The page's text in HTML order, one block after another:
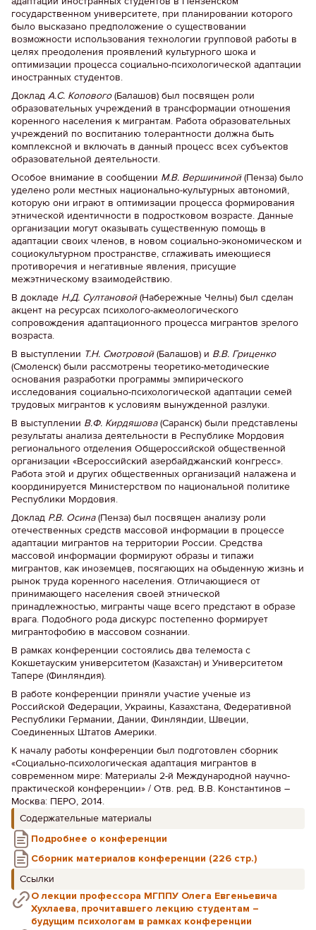
государственном университете, при планировании которого
было высказано предположение о существовании
возможности использования технологии групповой работы в
целях преодоления проявлений культурного шока и
оптимизации процесса социально-психологической адаптации
иностранных студентов.
Доклад А.С. Копового(Балашов) был посвящен роли
образовательных учреждений в трансформации отношения
коренного населения к мигрантам. Работа образовательных
учреждений по воспитанию толерантности должна быть
комплексной и включать в данный процесс всех субъектов
образовательной деятельности.
Особое внимание в сообщении М.В. Вершининой(Пенза) было
уделено роли местных национально-культурных автономий,
которую они играют в оптимизации процесса формирования
этнической идентичности в подростковом возрасте. Данные
организации могут оказывать существенную помощь в
адаптации своих членов, в новом социально-экономическом и
социокультурном пространстве, сглаживать имеющиеся
противоречия и негативные явления, присущие
межэтническому взаимодействию.
В докладе Н.Д. Султановой(Набережные Челны) был сделан
акцент на ресурсах психолого-акмеологического
сопровождения адаптационного процесса мигрантов зрелого
возраста.
В выступлении Т.Н. Смотровой(Балашов) и В.В. Гриценко
(Смоленск) были рассмотрены теоретико-методические
основания разработки программы эмпирического
исследования социально-психологической адаптации семей
трудовых мигрантов к условиям вынужденной разлуки.
В выступлении В.Ф. Кирдяшова(Саранск) были представлены
результаты анализа деятельности в Республике Мордовия
регионального отделения Общероссийской общественной
организации «Всероссийский азербайджанский конгресс».
Работа этой и других общественных организаций налажена и
координируется Министерством по национальной политике
Республики Мордовия.
Доклад Р.В. Осина(Пенза) был посвящен анализу роли
отечественных средств массовой информации в процессе
адаптации мигрантов на территории России. Средства
массовой информации формируют образы и типажи
мигрантов, как иноземцев, посягающих на обыденную жизнь и
рынок труда коренного населения. Отличающиеся от
принимающего населения своей этнической
принадлежностью, мигранты чаще всего предстают в образе
врага. Подобного рода дискурс постепенно формирует
мигрантофобию в массовом сознании.
В рамках конференции состоялись два телемоста с
Кокшетауским университетом (Казахстан) и Университетом
Тапере (Финляндия).
В работе конференции приняли участие ученые из
Российской Федерации, Украины, Казахстана, Федеративной
Республики Германии, Дании, Финляндии, Швеции,
Соединенных Штатов Америки.
К началу работы конференции был подготовлен сборник
«Социально-психологическая адаптация мигрантов в
современном мире: Материалы 2-й Международной научно-
практической конференции» / Отв. ред. В.В. Константинов –
Москва: ПЕРО, 2014.
Содержательные материалы
Подробнее о конференции
Сборник материалов конференции (226 стр.)
Ссылки
О лекции профессора МГППУ Олега Евгеньевича
Хухлаева, прочитавшего лекцию студентам –
будущим психологам в рамках конференции